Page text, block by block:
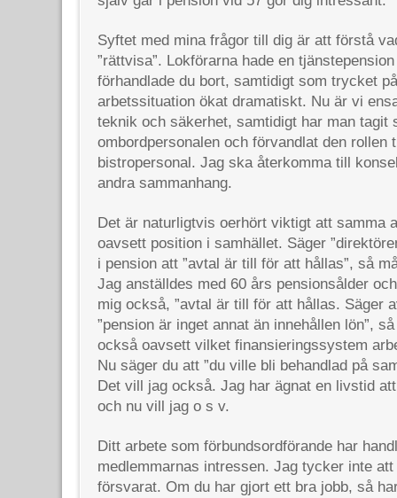
Syftet med mina frågor till dig är att förstå
”rättvisa”. Lokförarna hade en
förhandlade du bort, samtidigt som trycket
arbetssituation ökat dramatiskt. Nu är vi
teknik och säkerhet, samtidigt har man tagit
ombordpersonalen och förvandlat den rollen
bistropersonal. Jag ska återkomma till
andra sammanhang.
Det är naturligtvis oerhört viktigt att samma
oavsett position i samhället. Säger
i pension att ”avtal är till för att hållas”, så
Jag anställdes med 60 års pensionsålder
mig också, ”avtal är till för att hållas. Säger
”pension är inget annat än innehållen lön”,
också oavsett vilket finansieringssystem
Nu säger du att ”du ville bli behandlad på
Det vill jag också. Jag har ägnat en livstid
och nu vill jag o s v.
Ditt arbete som förbundsordförande har
medlemmarnas intressen. Jag tycker inte
försvarat. Om du har gjort ett bra jobb, så